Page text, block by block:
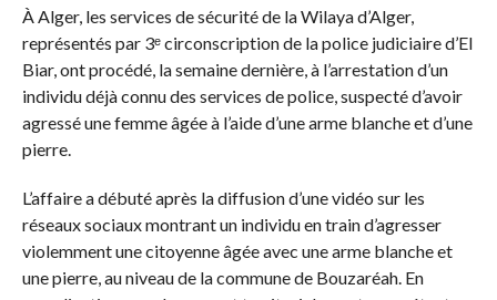
À Alger, les services de sécurité de la Wilaya d’Alger,
représentés par 3ᵉ circonscription de la police judiciaire d’El
Biar, ont procédé, la semaine dernière, à l’arrestation d’un
individu déjà connu des services de police, suspecté d’avoir
agressé une femme âgée à l’aide d’une arme blanche et d’une
pierre.
L’affaire a débuté après la diffusion d’une vidéo sur les
réseaux sociaux montrant un individu en train d’agresser
violemment une citoyenne âgée avec une arme blanche et
une pierre, au niveau de la commune de Bouzaréah. En